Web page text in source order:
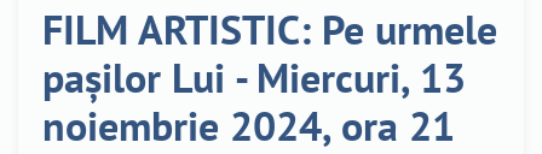
FILM ARTISTIC: Pe urmele
pașilor Lui - Miercuri, 13
noiembrie 2024, ora 21